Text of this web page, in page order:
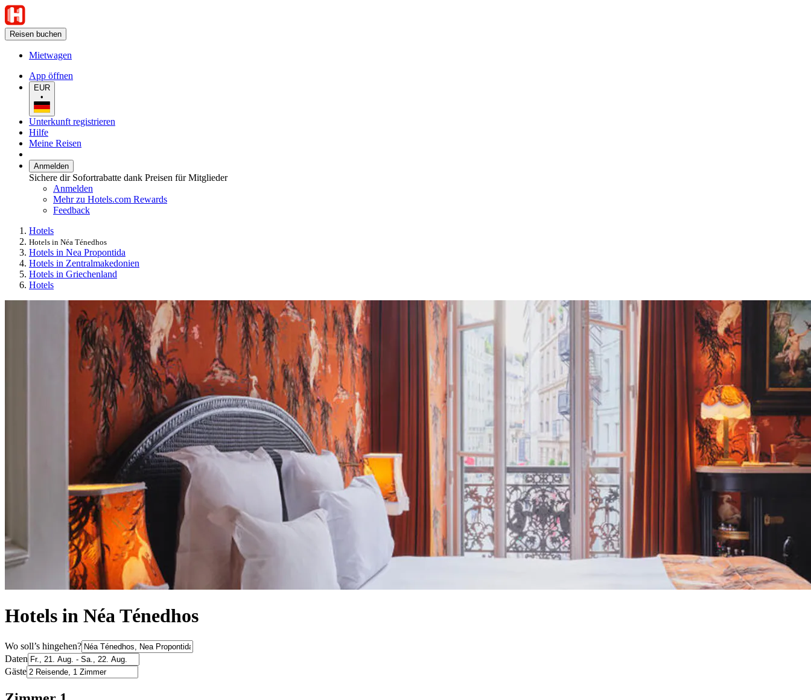
Reisen buchen
Mietwagen
App öffnen
EUR
•
Unterkunft registrieren
Hilfe
Meine Reisen
Anmelden
Sichere dir Sofortrabatte dank Preisen für Mitglieder
Anmelden
Mehr zu Hotels.com Rewards
Feedback
Hotels
Hotels in Néa Ténedhos
Hotels in Nea Propontida
Hotels in Zentralmakedonien
Hotels in Griechenland
Hotels
Hotels in Néa Ténedhos
Wo soll’s hingehen?
Daten
Gäste